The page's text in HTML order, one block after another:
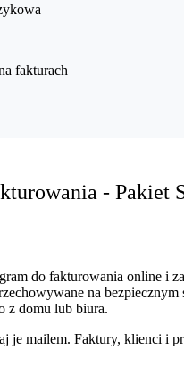
fakturach
- Pakiet
do fakturowania online i
na
z domu lub biura.
je mailem. Faktury, klienci i